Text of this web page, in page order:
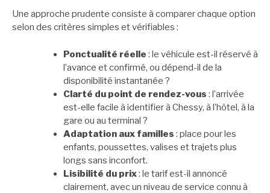
Une approche prudente consiste à comparer chaque option
selon des critères simples et vérifiables :
Ponctualité réelle : le véhicule est-il réservé à
l’avance et confirmé, ou dépend-il de la
disponibilité instantanée ?
Clarté du point de rendez-vous : l’arrivée
est-elle facile à identifier à Chessy, à l’hôtel, à la
gare ou au terminal ?
Adaptation aux familles : place pour les
enfants, poussettes, valises et trajets plus
longs sans inconfort.
Lisibilité du prix: le tarif est-il annoncé
clairement, avec un niveau de service connu à